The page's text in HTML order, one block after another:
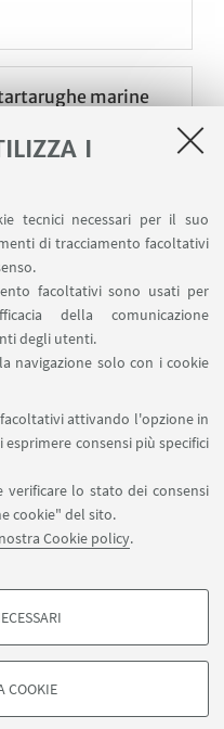
I
tecnici necessari per il suo
di tracciamento facoltativi
facoltativi sono usati per
della comunicazione
degli utenti.
navigazione solo con i cookie
attivando l'opzione in
consensi più specifici
verificare lo stato dei consensi
cookie" del sito.
Cookie policy.
sul sito, per analisi
COOKIE
marine
di Bologna ha
di 45 esemplari
Nel 2021
8 vasche ideali per la
Successivi
4
elementi